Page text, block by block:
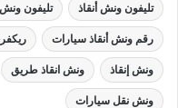
تليفون ونش أنقاذ تليفون
رقم ونش أنقاذ سيارات
ونش إنقاذ ونش انقاذ طريق
ونش نقل سيارات